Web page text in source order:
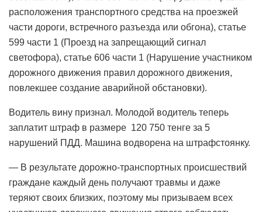
расположения транспортного средства на проезжей
части дороги, встречного разъезда или обгона), статье
599 части 1 (Проезд на запрещающий сигнал
светофора), статье 606 части 1 (Нарушение участником
дорожного движения правил дорожного движения,
повлекшее создание аварийной обстановки).
Водитель вину признал. Молодой водитель теперь
заплатит штраф в размере 120 750 тенге за 5
нарушений ПДД. Машина водворена на штрафстоянку.
— В результате дорожно-транспортных происшествий
граждане каждый день получают травмы и даже
теряют своих близких, поэтому мы призываем всех